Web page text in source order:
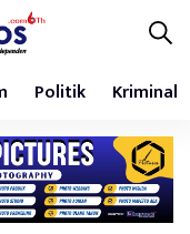
Politik Kriminal